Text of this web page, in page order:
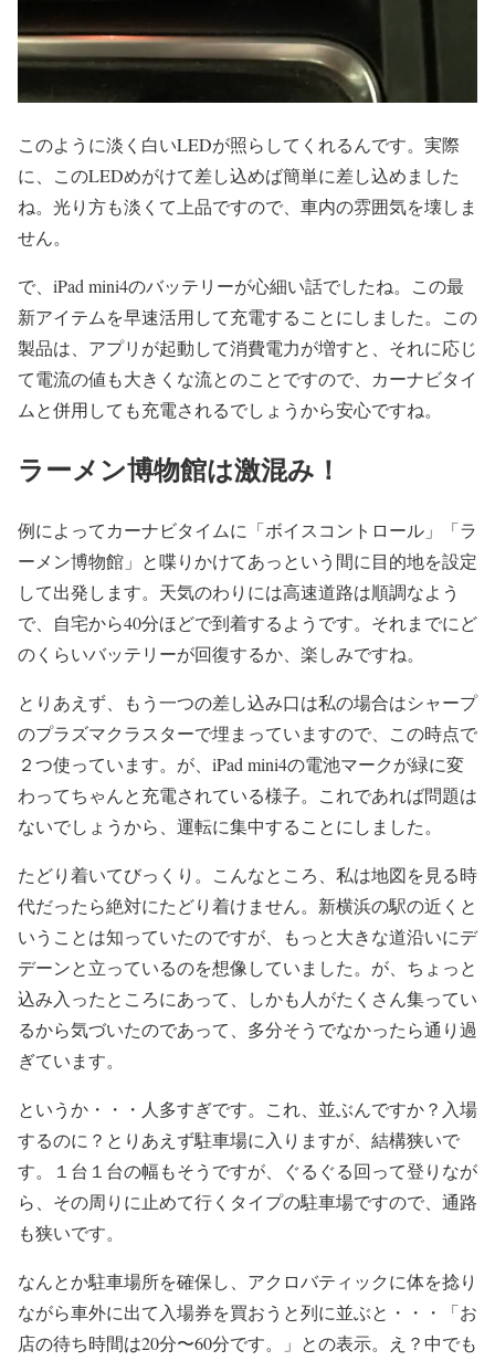
このように淡く白いLEDが照らしてくれるんです。実際
に、このLEDめがけて差し込めば簡単に差し込めました
ね。光り方も淡くて上品ですので、車内の雰囲気を壊しま
せん。
で、iPad mini4のバッテリーが心細い話でしたね。この最
新アイテムを早速活用して充電することにしました。この
製品は、アプリが起動して消費電力が増すと、それに応じ
て電流の値も大きくな流とのことですので、カーナビタイ
ムと併用しても充電されるでしょうから安心ですね。
ラーメン博物館は激混み！
例によってカーナビタイムに「ボイスコントロール」「ラ
ーメン博物館」と喋りかけてあっという間に目的地を設定
して出発します。天気のわりには高速道路は順調なよう
で、自宅から40分ほどで到着するようです。それまでにど
のくらいバッテリーが回復するか、楽しみですね。
とりあえず、もう一つの差し込み口は私の場合はシャープ
のプラズマクラスターで埋まっていますので、この時点で
２つ使っています。が、iPad mini4の電池マークが緑に変
わってちゃんと充電されている様子。これであれば問題は
ないでしょうから、運転に集中することにしました。
たどり着いてびっくり。こんなところ、私は地図を見る時
代だったら絶対にたどり着けません。新横浜の駅の近くと
いうことは知っていたのですが、もっと大きな道沿いにデ
デーンと立っているのを想像していました。が、ちょっと
込み入ったところにあって、しかも人がたくさん集ってい
るから気づいたのであって、多分そうでなかったら通り過
ぎています。
というか・・・人多すぎです。これ、並ぶんですか？入場
するのに？とりあえず駐車場に入りますが、結構狭いで
す。１台１台の幅もそうですが、ぐるぐる回って登りなが
ら、その周りに止めて行くタイプの駐車場ですので、通路
も狭いです。
なんとか駐車場所を確保し、アクロバティックに体を捻り
ながら車外に出て入場券を買おうと列に並ぶと・・・「お
店の待ち時間は20分〜60分です。」との表示。え？中でも